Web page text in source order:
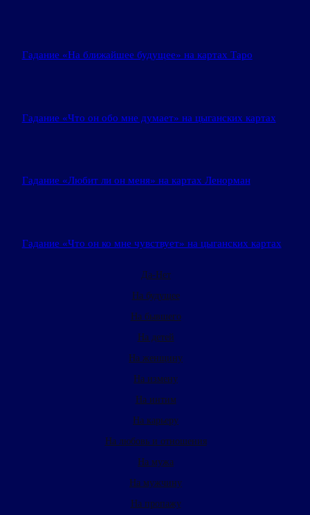
Гадание «На ближайшее будущее» на картах Таро
Гадание «Что он обо мне думает» на цыганских картах
Гадание «Любит ли он меня» на картах Ленорман
Гадание «Что он ко мне чувствует» на цыганских картах
Да-Нет
На будущее
На бывшего
На детей
На женщину
На измену
На интим
На карьеру
На любовь и отношения
На мужа
На мужчину
На пропажу